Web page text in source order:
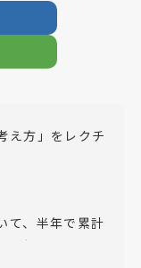
え方」をレクチ
て、半年で累計
ナーです。